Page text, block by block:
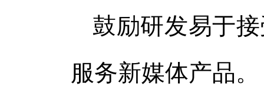
鼓励研发易于
服务新媒体产品。